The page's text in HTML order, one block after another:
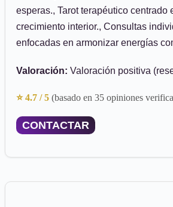
esperas., Tarot terapéutico centrado
crecimiento interior., Consultas
enfocadas en armonizar energías
Valoración: Valoración positiva
⭐ 4.7 / 5 (basado en 35 opiniones
CONTACTAR